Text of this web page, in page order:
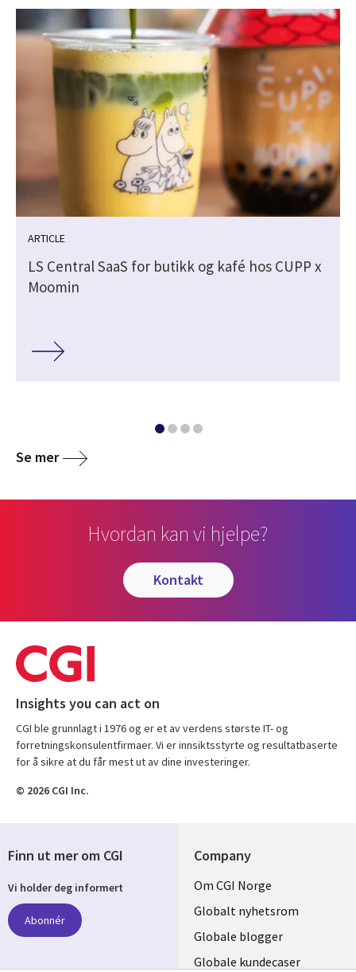
ARTICLE
LS Central SaaS for butikk og kafé hos CUPP x
Moomin
Se mer
Hvordan kan vi hjelpe?
kontakt
Insights you can act on
CGI ble grunnlagt i 1976 og er et av verdens største IT- og
forretningskonsulentfirmaer. Vi er innsiktsstyrte og resultatbaserte
for å sikre at du får mest ut av dine investeringer.
© 2026 CGI Inc.
Company
Useful
links
NORWAY
Om CGI Norge
Globalt nyhetsrom
Globale blogger
Globale kundecaser
Finn ut mer om CGI
Vi holder deg informert
Abonnér